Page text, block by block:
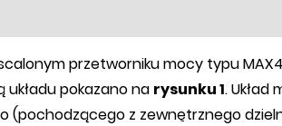
przetworniku mocy typu
pokazano na rysunku 1.
(pochodzącego z zewnętrznego